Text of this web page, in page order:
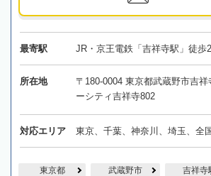
最寄駅 JR・京王電鉄「吉祥寺駅」徒歩
所在地
〒180-0004 東京都武蔵野市吉
ーシティ吉祥寺802
対応エリア 東京、千葉、神奈川、埼玉、全
東京都 武蔵野市 吉祥寺